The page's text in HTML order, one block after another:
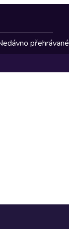
přehrávané